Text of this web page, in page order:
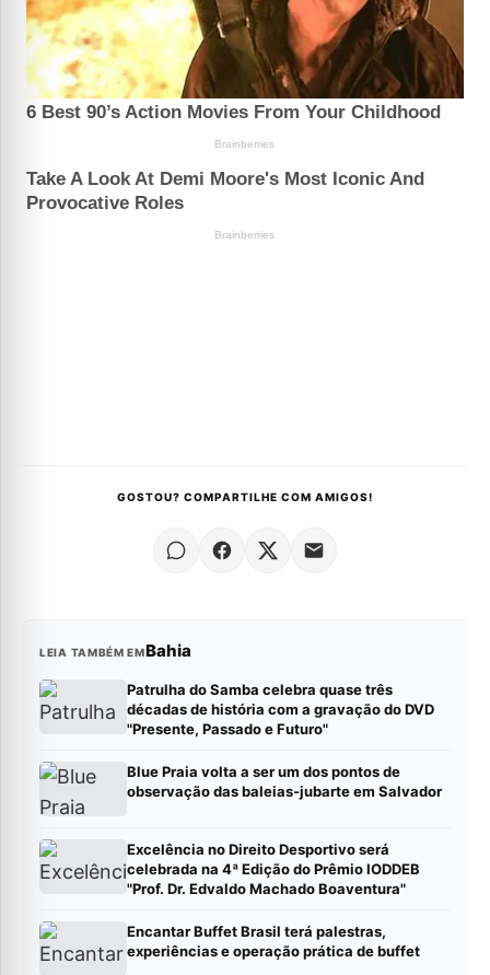
GOSTOU? COMPARTILHE COM AMIGOS!
LEIA TAMBÉM EMBahia
Patrulha do Samba celebra quase três
décadas de história com a gravação do DVD
"Presente, Passado e Futuro"
Blue Praia volta a ser um dos pontos de
observação das baleias-jubarte em Salvador
Excelência no Direito Desportivo será
celebrada na 4ª Edição do Prêmio IODDEB
"Prof. Dr. Edvaldo Machado Boaventura"
Encantar Buffet Brasil terá palestras,
experiências e operação prática de buffet